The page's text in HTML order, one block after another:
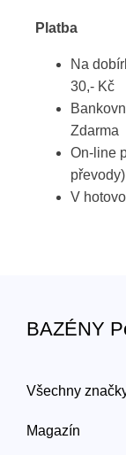
Platba
Na
30,- Kč
Zdarma
On-line
V
BAZÉNY
Všechny
Magazín